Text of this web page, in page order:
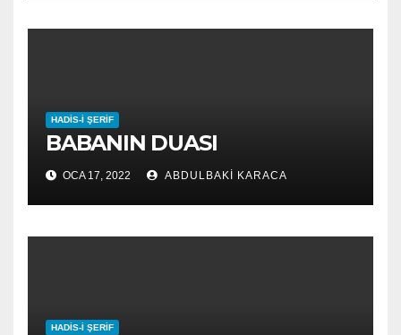
HADIS-I ŞERIF
BABANIN DUASI
OCA 17, 2022 ABDULBAKI KARACA
HADIS-I ŞERIF